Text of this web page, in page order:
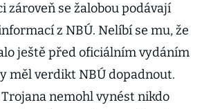
zároveň se žalobou podávají
z NBÚ. Nelíbí se mu, že
ještě před oficiálním vydáním
měl verdikt NBÚ dopadnout.
nemohl vynést nikdo